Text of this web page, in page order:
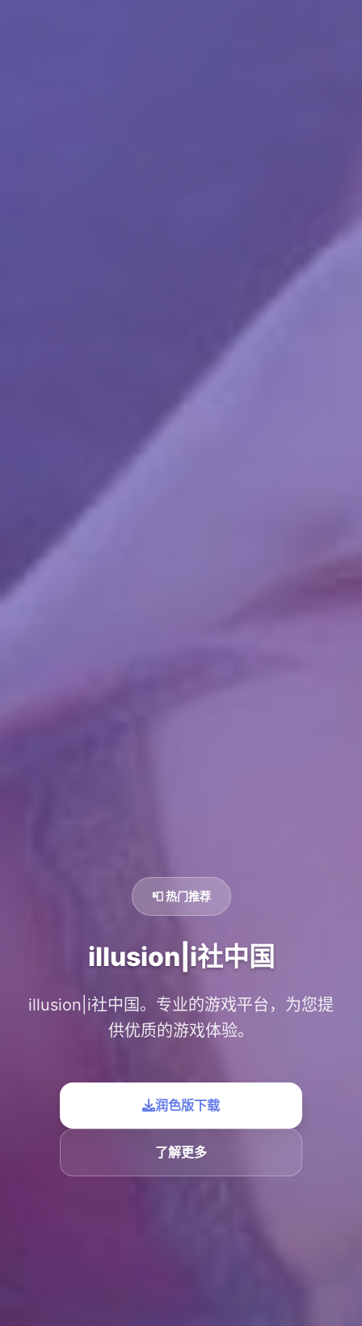
📮 热门推荐
illusion|i社中国
illusion|i社中国。专业的游戏平台，为您提
供优质的游戏体验。
润色版下载
了解更多